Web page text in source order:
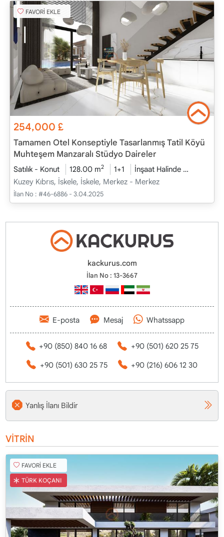
FAVORİ EKLE
254,000£
Tamamen Otel Konseptiyle Tasarlanmış Tatil Köyü
Muhteşem Manzaralı Stüdyo Daireler
Satılık - Konut 128.00 m2 1+1 İnşaat Halinde
Kuzey Kıbrıs, İskele, İskele, Merkez - Merkez
İlan No : #46-6886 - 3.04.2025
kackurus.com
İlan No : 13-3667
E-posta Mesaj Whatssapp
+90 (850) 840 16 68 +90 (501) 620 25 75
+90 (501) 630 25 75 +90 (216) 606 12 30
Yanlış İlanı Bildir
VİTRİN
FAVORİ EKLE
TÜRK KOÇANI